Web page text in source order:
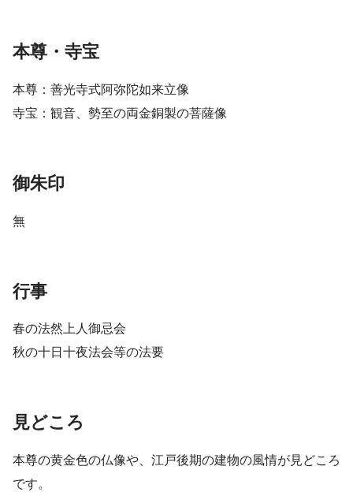
本尊・寺宝
本尊：善光寺式阿弥陀如来立像
寺宝：観音、勢至の両金銅製の菩薩像
御朱印
無
行事
春の法然上人御忌会
秋の十日十夜法会等の法要
見どころ
本尊の黄金色の仏像や、江戸後期の建物の風情が見どころ
です。